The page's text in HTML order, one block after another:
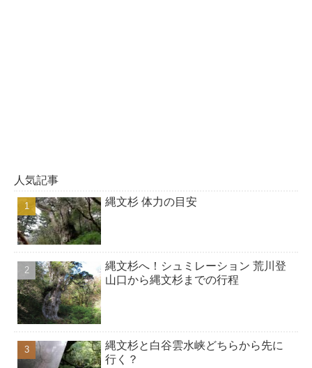
人気記事
縄文杉 体力の目安
縄文杉へ！シュミレーション 荒川登
山口から縄文杉までの行程
縄文杉と白谷雲水峡どちらから先に
行く？